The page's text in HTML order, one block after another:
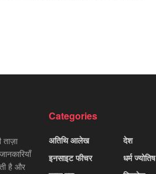
है और
Categories
अतिथि आलेख
इनसाइट फीचर
देश
धर्म ज्योतिष